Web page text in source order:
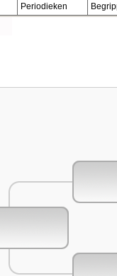
Periodieken